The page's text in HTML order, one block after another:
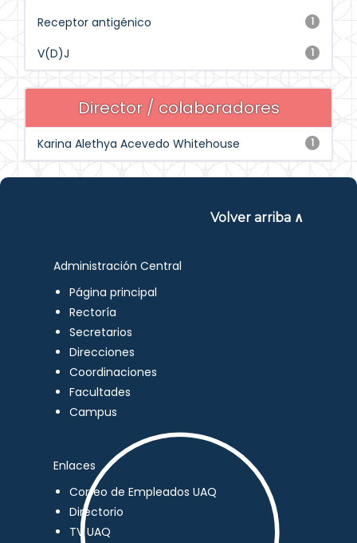
1
Receptor antigénico
1
V(D)J
Director / colaboradores
1
Karina Alethya Acevedo Whitehouse
Volver arriba ∧
Administración Central
Página principal
Rectoría
Secretarios
Direcciones
Coordinaciones
Facultades
Campus
Enlaces
Correo de Empleados UAQ
Directorio
TV UAQ